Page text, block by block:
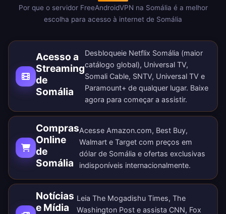
Por que o servidor FreeAndroidVPN na Somália é a melhor
escolha para acesso à internet de Somália
Acesso a
Streaming
de
Somália
Desbloqueie Netflix Somália (maior
catálogo global), Universal TV,
Somali Cable, SNTV, Universal TV e
Paramount+ de qualquer lugar. Baixe
agora para começar a assistir.
Compras
Online
de
Somália
Acesse Amazon.com, Best Buy,
Walmart e Target com preços em
dólar de Somália e ofertas exclusivas
indisponíveis internacionalmente.
Notícias
e Mídia
Leia The Mogadishu Times, The
Washington Post e assista CNN, Fox